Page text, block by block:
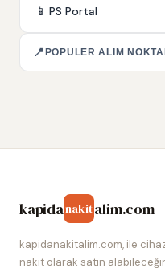
📱 PS Portal
📍 POPÜLER ALIM
kapidanakitalim.com
kapidanakitalim.com, ile
nakit olarak satın